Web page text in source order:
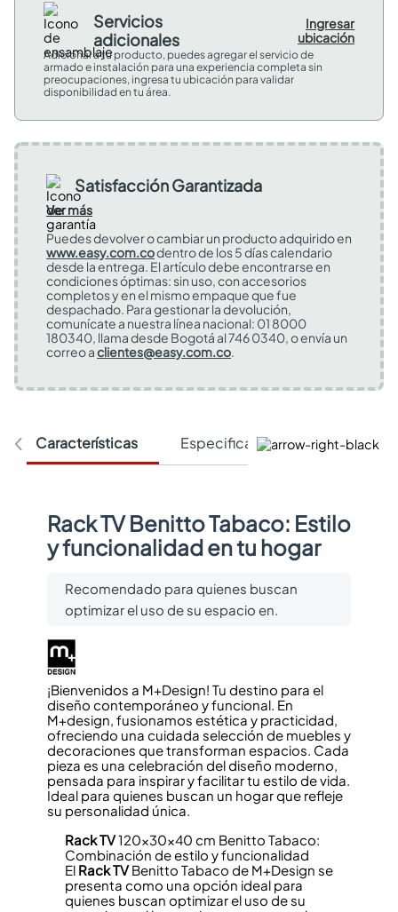
Servicios
adicionales
Ingresar
ubicación
Adicional a tu producto, puedes agregar el servicio de
armado e instalación para una experiencia completa sin
preocupaciones, ingresa tu ubicación para validar
disponibilidad en tu área.
Satisfacción Garantizada
Ver más
Puedes devolver o cambiar un producto adquirido en
www.easy.com.codentro de los 5 días calendario
desde la entrega. El artículo debe encontrarse en
condiciones óptimas: sin uso, con accesorios
completos y en el mismo empaque que fue
despachado. Para gestionar la devolución,
comunícate a nuestra línea nacional: 01 8000
180340, llama desde Bogotá al 746 0340, o envía un
correo aclientes@easy.com.co.
Características Especificaciones Técnicas
Rack TV Benitto Tabaco: Estilo
y funcionalidad en tu hogar
Recomendado para quienes buscan
optimizar el uso de su espacio en.
¡Bienvenidos a M+Design! Tu destino para el
diseño contemporáneo y funcional. En
M+design, fusionamos estética y practicidad,
ofreciendo una cuidada selección de muebles y
decoraciones que transforman espacios. Cada
pieza es una celebración del diseño moderno,
pensada para inspirar y facilitar tu estilo de vida.
Ideal para quienes buscan un hogar que refleje
su personalidad única.
Rack TV120x30x40 cm Benitto Tabaco:
Combinación de estilo y funcionalidad
El Rack TVBenitto Tabaco de M+Design se
presenta como una opción ideal para
quienes buscan optimizar el uso de su